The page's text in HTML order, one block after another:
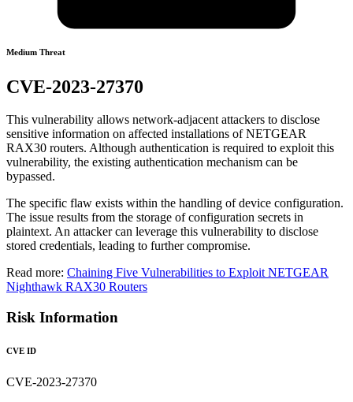
Medium Threat
CVE-2023-27370
This vulnerability allows network-adjacent attackers to disclose
sensitive information on affected installations of NETGEAR
RAX30 routers. Although authentication is required to exploit this
vulnerability, the existing authentication mechanism can be
bypassed.
The specific flaw exists within the handling of device configuration.
The issue results from the storage of configuration secrets in
plaintext. An attacker can leverage this vulnerability to disclose
stored credentials, leading to further compromise.
Read more: Chaining Five Vulnerabilities to Exploit NETGEAR
Nighthawk RAX30 Routers
Risk Information
CVE ID
CVE-2023-27370